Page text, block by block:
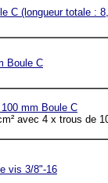
C (longueur totale :
Boule C
mm Boule C
avec 4 x trous de
vis 3/8"-16